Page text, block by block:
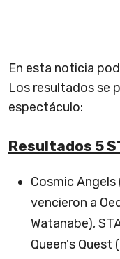
En esta noticia
Los resultados se
espectáculo:
Resultados 5
Cosmic
vencieron a
Watanabe),
Queen's Quest